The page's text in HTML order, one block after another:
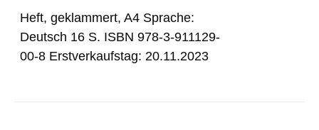
Heft, geklammert, A4 Sprache:
Deutsch 16 S. ISBN 978-3-911129-
00-8 Erstverkaufstag: 20.11.2023